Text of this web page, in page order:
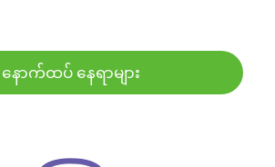
နောက်ထပ် နေရာများ